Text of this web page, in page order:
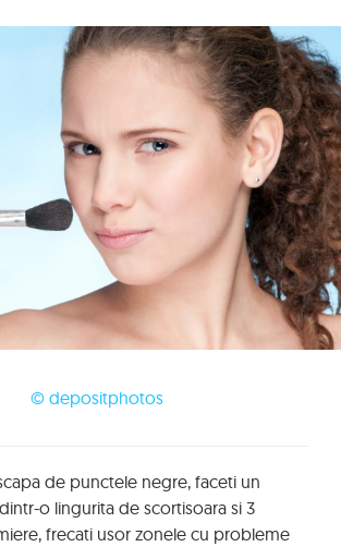
© depositphotos
de punctele negre, faceti un
o lingurita de scortisoara si 3
frecati usor zonele cu probleme